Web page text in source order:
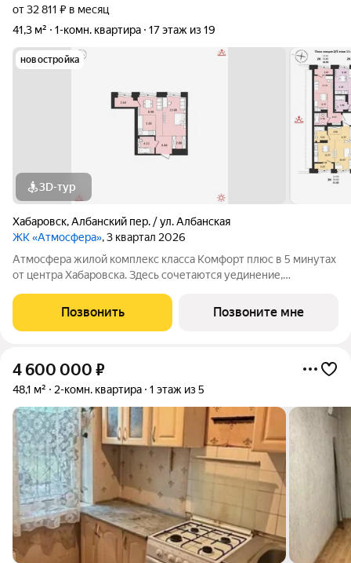
от 32 811 ₽ в месяц
41,3 м²
1-комн. квартира 17 этаж из 19
новостройка
3D-тур
Хабаровск,Албанский пер. / ул. Албанская
ЖК «Атмосфера», 3 квартал 2026
Атмосфера жилой комплекс класса Комфорт плюс в 5 минутах
от центра Хабаровска. Здесь сочетаются уединение,
ПРЕИМУЩЕСТВА Путешествия в любом направлении удобны
благодаря транспортной развязке и
Позвонить Позвоните мне
4 600 000 ₽
48,1 м² 2-комн. квартира 1 этаж из 5